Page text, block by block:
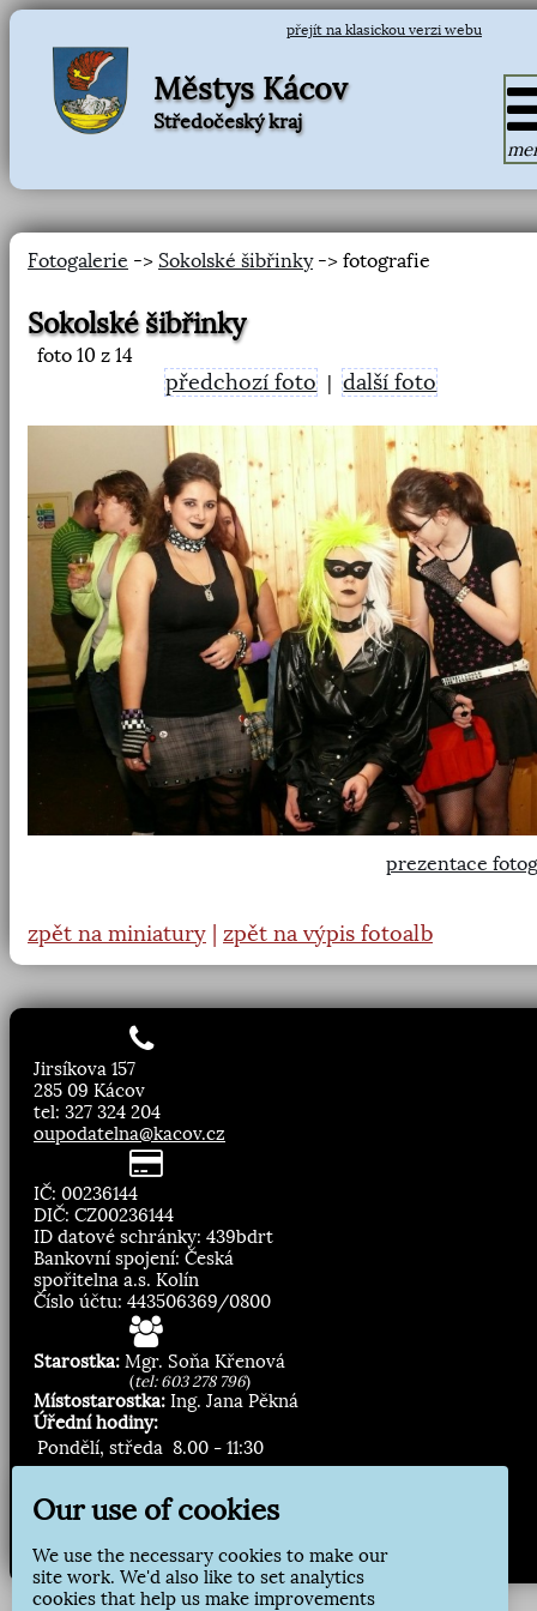
přejít na klasickou verzi webu
Městys Kácov
Středočeský kraj
Fotogalerie -> Sokolské šibřinky-> fotografie
Sokolské šibřinky
foto 10 z 14
předchozí foto |další foto
prezentace
zpět na miniatury | zpět na výpis fotoalb
Jirsíkova 157
285 09 Kácov
tel: 327 324 204
oupodatelna@kacov.cz
IČ: 00236144
DIČ: CZ00236144
ID datové schránky: 439bdrt
Bankovní spojení: Česká
spořitelna a.s. Kolín
Číslo účtu: 443506369/0800
Starostka: Mgr. Soňa Křenová
(tel: 603 278 796)
Místostarostka: Ing. Jana Pěkná
Úřední hodiny:
Pondělí, středa 8.00 - 11:30
Přihlásit odběr
Our use of cookies
We use the necessary cookies to make our
site work. We'd also like to set analytics
cookies that help us make improvements